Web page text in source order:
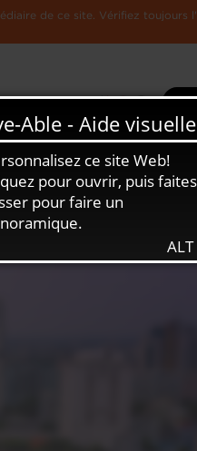
de ce site. Vérifiez toujours
Recherche
L'Economie